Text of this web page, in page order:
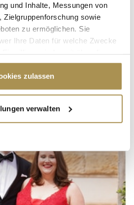
und Inhalte, Messungen von
Zielgruppenforschung sowie
zu ermöglichen. Sie
Ihre Daten für welche Zwecke
durch Klicken auf das Privacy
oder widerrufen
Ihre geografische Lage
auf einige Meter genau sein
(Fingerprinting) identifizieren
wie Ihre persönlichen Daten
legen Sie Ihre Präferenzen im
fest.
zulassen
verwalten